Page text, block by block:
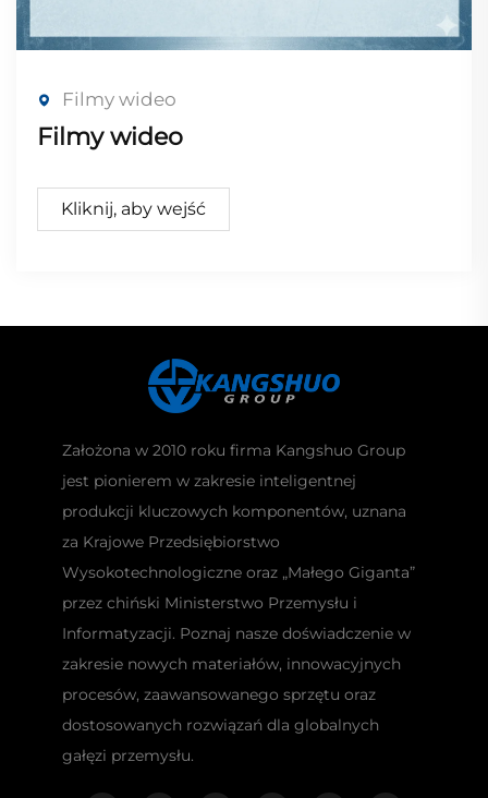
Filmy wideo
Filmy wideo
Kliknij, aby wejść
Założona w 2010 roku firma Kangshuo Group
jest pionierem w zakresie inteligentnej
produkcji kluczowych komponentów, uznana
za Krajowe Przedsiębiorstwo
Wysokotechnologiczne oraz „Małego Giganta”
przez chiński Ministerstwo Przemysłu i
Informatyzacji. Poznaj nasze doświadczenie w
zakresie nowych materiałów, innowacyjnych
procesów, zaawansowanego sprzętu oraz
dostosowanych rozwiązań dla globalnych
gałęzi przemysłu.